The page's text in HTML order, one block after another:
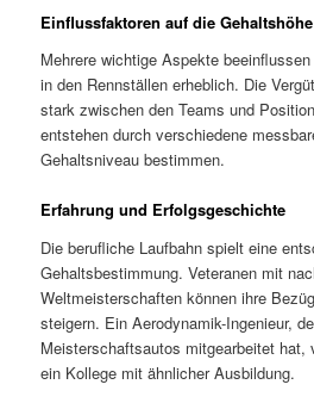
Einflussfaktoren auf die Gehaltshöhe
Mehrere wichtige Aspekte
in den Rennställen erheblich. Die
stark zwischen den Teams und
entstehen durch verschiedene
Gehaltsniveau bestimmen.
Erfahrung und Erfolgsgeschichte
Die berufliche Laufbahn spielt eine
Gehaltsbestimmung. Veteranen mit
Weltmeisterschaften können ihre
steigern. Ein Aerodynamik-Ingenieur,
Meisterschaftsautos mitgearbeitet hat,
ein Kollege mit ähnlicher Ausbildung.